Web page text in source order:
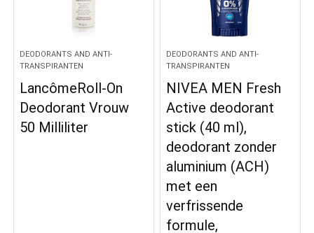
DEODORANTS AND ANTI-
TRANSPIRANTEN
LancômeRoll-On
Deodorant Vrouw
50 Milliliter
DEODORANTS AND ANTI-
TRANSPIRANTEN
NIVEA MEN Fresh
Active deodorant
stick (40 ml),
deodorant zonder
aluminium (ACH)
met een
verfrissende
formule,